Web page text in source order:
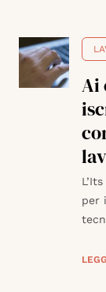
Ai
per